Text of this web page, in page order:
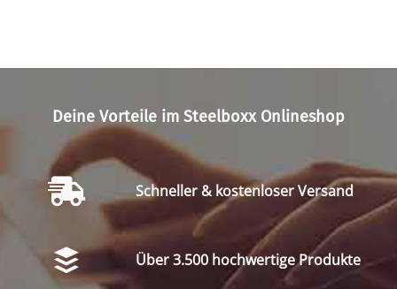
Deine Vorteile im Steelboxx Onlineshop
Schneller & kostenloser Versand
Über 3.500 hochwertige Produkte